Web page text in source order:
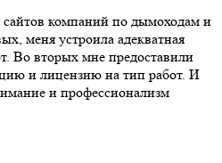
компаний по дымоходам и
меня устроила адекватная
Во вторых мне предоставили
и лицензию на тип работ. И
и профессионализм